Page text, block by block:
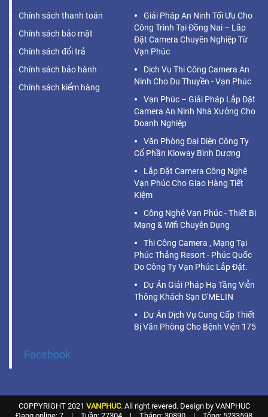
Chính sách thanh toán
Chính sách bảo mật
Chính sách đổi trả
Chính sách bảo hành
Chính sách kiểm hàng
Giải Pháp An Ninh Tối Ưu Cho
Công Trình Tại Đồng Nai – Lắp
Đặt Camera Chuyên Nghiệp Từ
Vạn Phúc
Dịch Vụ Thi Công Camera An
Ninh Cho Du Thuyền - Vạn Phúc
Vạn Phúc – Giải Pháp Lắp Đặt
Camera An Ninh Nhà Xưởng Cho
Doanh Nghiệp
Văn Phòng Đại Diện Công Ty
Cổ Phần Kioway Bình Dương
Lắp Đặt Camera Công Nghệ
Vạn Phúc Cho Giao Hàng Tiết
Kiệm
Công Nghệ Vạn Phúc - Thiết Bị
Mạng & Wifi Chuyên Dụng
Thi Công Camera , Mạng Tại
Phúc Thắng Resort - Phúc Quốc
Do Công Ty Vạn Phúc Lắp Đặt.
Dự Án Giải Pháp Hạ Tầng Viễn
Thông Khách Sạn D'MELIN
Dự Án Dịch Vụ Cung Cấp Thiết
Bị Văn Phòng Cho Bệnh Viện 175
Facebook
COPPYRIGHT 2021 VANPHUC. All right revered. Design by VANPHUC